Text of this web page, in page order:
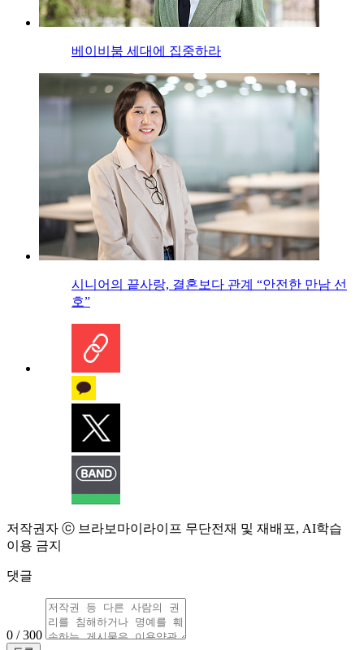
베이비붐 세대에 집중하라
시니어의 끝사랑, 결혼보다 관계 “안전한 만남 선
호”
저작권자 ⓒ 브라보마이라이프 무단전재 및 재배포, AI학습
이용 금지
댓글
0 / 300